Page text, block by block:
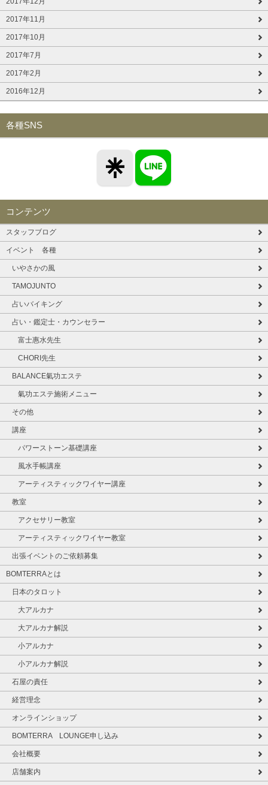
2017年11月
2017年10月
2017年7月
2017年2月
2016年12月
各種SNS
コンテンツ
スタッフブログ
イベント 各種
いやさかの風
TAMOJUNTO
占いバイキング
占い・鑑定士・カウンセラー
富士惠水先生
CHORI先生
BALANCE氣功エステ
氣功エステ施術メニュー
その他
講座
パワーストーン基礎講座
風水手帳講座
アーティスティックワイヤー講座
教室
アクセサリー教室
アーティスティックワイヤー教室
出張イベントのご依頼募集
BOMTERRAとは
日本のタロット
大アルカナ
大アルカナ解説
小アルカナ
小アルカナ解説
石屋の責任
経営理念
オンラインショップ
BOMTERRA LOUNGE申し込み
会社概要
店舗案内